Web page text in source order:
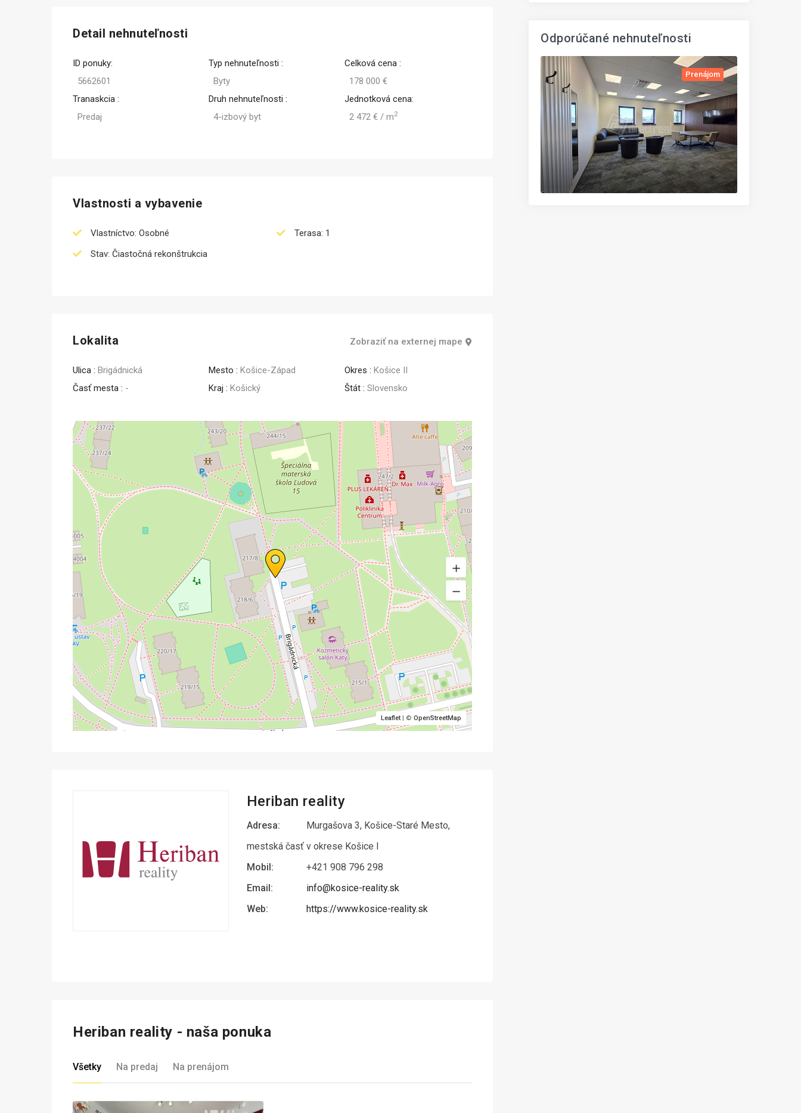
Detail nehnuteľnosti
ID ponuky:
5662601
Tranaskcia :
Predaj
Typ nehnuteľnosti :
Byty
Druh nehnuteľnosti :
4-izbový byt
Celková cena :
178 000 €
Jednotková cena:
2 472 € / m2
Vlastnosti a vybavenie
Vlastníctvo: Osobné
Stav: Čiastočná rekonštrukcia
Terasa: 1
Lokalita Zobraziť na externej mape
Ulica : Brigádnická
Časť mesta : -
Mesto : Košice-Západ
Kraj : Košický
Okres : Košice II
Štát : Slovensko
Leaflet| © OpenStreetMap
Heriban reality
Adresa:
Murgašova 3, Košice-Staré Mesto,
mestská časť v okrese Košice I
Mobil:
+421 908 796 298
Email:
info@kosice-reality.sk
Web:
https://www.kosice-reality.sk
Heriban reality - naša ponuka
Všetky Na predaj Na prenájom
Odporúčané nehnuteľnosti
Prenájom